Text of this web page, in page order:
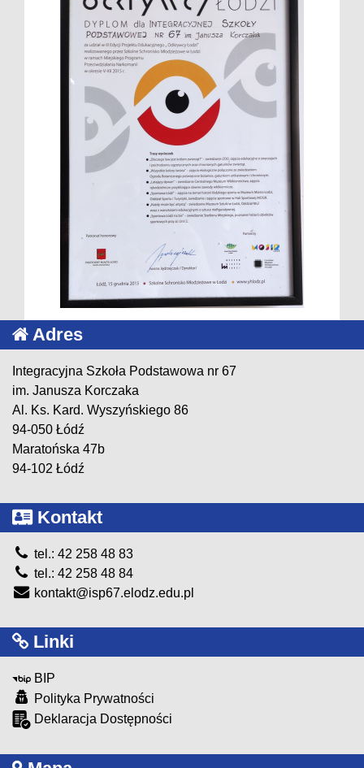
Adres
Integracyjna Szkoła Podstawowa nr 67
im. Janusza Korczaka
Al. Ks. Kard. Wyszyńskiego 86
94-050 Łódź
Maratońska 47b
94-102 Łódź
Kontakt
tel.: 42 258 48 83
tel.: 42 258 48 84
kontakt@isp67.elodz.edu.pl
Linki
BIP
Polityka Prywatności
Deklaracja Dostępności